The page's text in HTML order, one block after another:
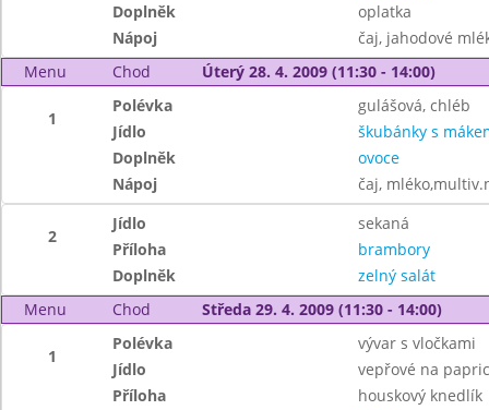
Doplněk
oplatka
Nápoj
čaj, jahodové
Menu
Chod Úterý 28. 4. 2009 (11:30 - 14:00)
1
Polévka
gulášová, chléb
Jídlo
škubánky s
Doplněk
ovoce
Nápoj
čaj,
2
Jídlo
sekaná
Příloha
brambory
Doplněk
zelný salát
Menu
Chod Středa 29. 4. 2009 (11:30 - 14:00)
1
Polévka
vývar s vločkami
Jídlo
vepřové na
Příloha
houskový knedlík